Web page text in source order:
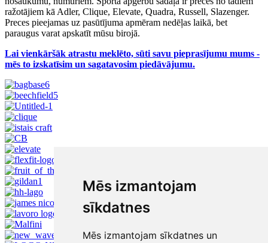
Mēs izmantojam
sīkdatnes
Mēs izmantojam sīkdatnes un
ražotājiem kā Adler, Clique, Elevate, Quadra, Russell, Slazenger.
Preces pieejamas uz pasūtījuma apmēram nedēļas laikā, bet
paraugus varat apskatīt mūsu birojā.
Lai vienkāršāk atrastu meklēto, sūti savu pieprasījumu mums -
mēs to izskatīsim un sagatavosim piedāvājumu.